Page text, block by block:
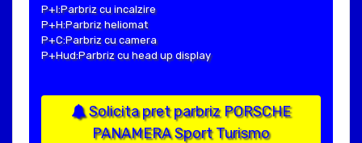
P+I:Parbriz cu incalzire
P+H:Parbriz heliomat
P+C:Parbriz cu camera
P+Hud:Parbriz cu head up display
Solicita pret parbriz PORSCHE
PANAMERA Sport Turismo